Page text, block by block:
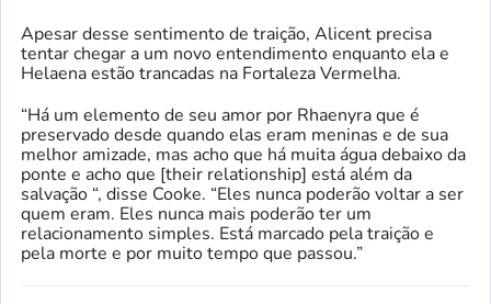
Apesar desse sentimento de traição, Alicent precisa
tentar chegar a um novo entendimento enquanto ela e
Helaena estão trancadas na Fortaleza Vermelha.
“Há um elemento de seu amor por Rhaenyra que é
preservado desde quando elas eram meninas e de sua
melhor amizade, mas acho que há muita água debaixo da
ponte e acho que [their relationship] está além da
salvação “, disse Cooke. “Eles nunca poderão voltar a ser
quem eram. Eles nunca mais poderão ter um
relacionamento simples. Está marcado pela traição e
pela morte e por muito tempo que passou.”